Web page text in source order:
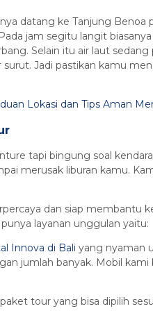
datang ke Tanjung Benoa
jam segitu langit
Selain itu air laut sedang
Jadi pastikan kamu
Lokasi dan Tips Aman
tapi bingung soal
merusak liburan kamu.
dan siap membantu
layanan unggulan yaitu:
Innova di Bali yang nyaman
jumlah banyak. Mobil kami
tour yang bisa dipilih